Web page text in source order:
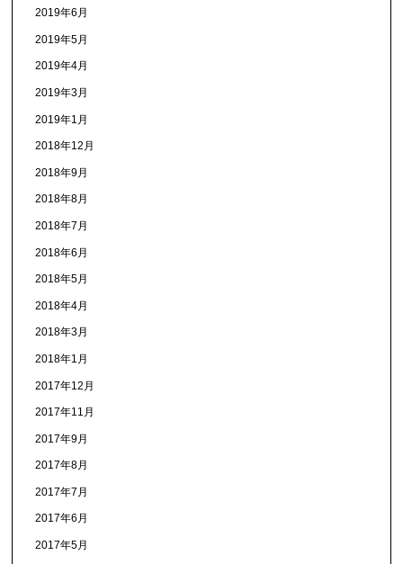
2019年6月
2019年5月
2019年4月
2019年3月
2019年1月
2018年12月
2018年9月
2018年8月
2018年7月
2018年6月
2018年5月
2018年4月
2018年3月
2018年1月
2017年12月
2017年11月
2017年9月
2017年8月
2017年7月
2017年6月
2017年5月